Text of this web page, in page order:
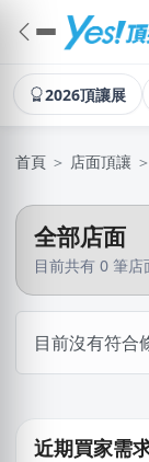
2026頂讓展
首頁 ＞ 店面頂讓 ＞
全部店面
目前共有 0 筆
目前沒有符合
近期買家需
徐X軒
台中市｜預算